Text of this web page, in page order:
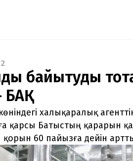
электронды
нөмір
Тек email
байытуды
БАҚ
халықаралық
қарсы Батыстың қарарын
60 пайызға дейін